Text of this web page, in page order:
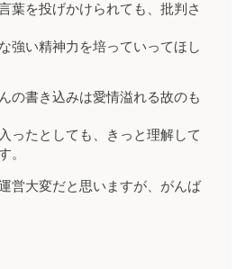
葉を投げかけられても、批判さ
強い精神力を培っていってほし
の書き込みは愛情溢れる故のも
ったとしても、きっと理解して
。
営大変だと思いますが、がんば